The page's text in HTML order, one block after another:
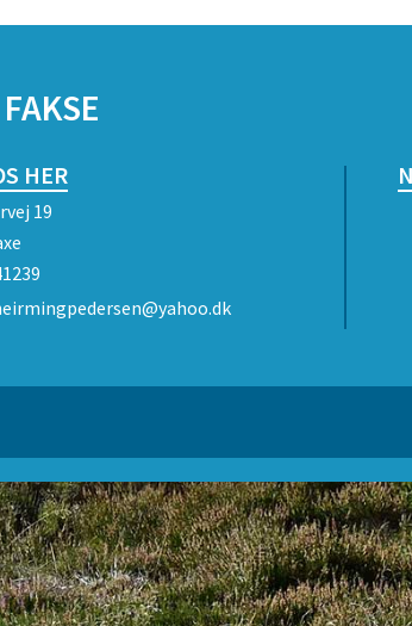
HER
19